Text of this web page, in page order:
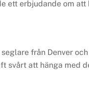
ett erbjudande om
från Denver
svårt att hänga med